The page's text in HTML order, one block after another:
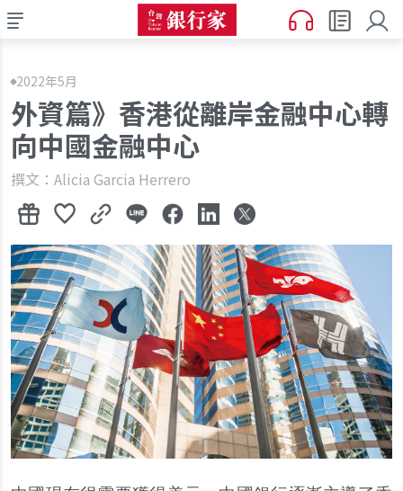
2022年5月
外資篇》香港從離岸金融中心轉
向中國金融中心
撰文：Alicia Garcia Herrero